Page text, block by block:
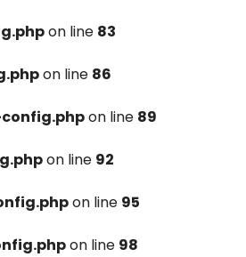
on line 83
on line 86
on line 89
on line 92
on line 95
on line 98